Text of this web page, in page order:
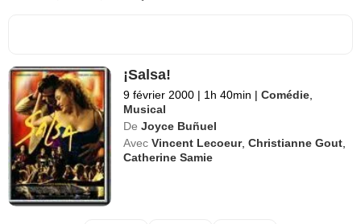
¡Salsa!
9 février 2000 | 1h 40min | Comédie
Musical
De Joyce Buñuel
Avec Vincent Lecoeur,Christianne Gout
Catherine Samie